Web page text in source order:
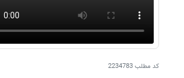
کد مطلب2234783